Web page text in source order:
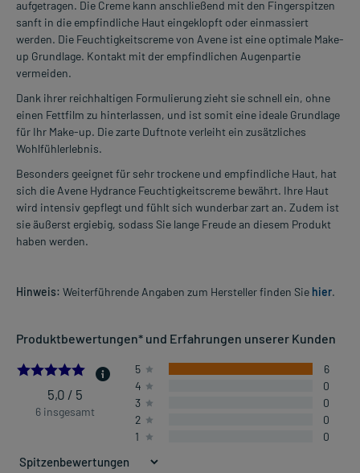
aufgetragen. Die Creme kann anschließend mit den Fingerspitzen
sanft in die empfindliche Haut eingeklopft oder einmassiert
werden. Die Feuchtigkeitscreme von Avene ist eine optimale Make-
up Grundlage. Kontakt mit der empfindlichen Augenpartie
vermeiden.
Dank ihrer reichhaltigen Formulierung zieht sie schnell ein, ohne
einen Fettfilm zu hinterlassen, und ist somit eine ideale Grundlage
für Ihr Make-up. Die zarte Duftnote verleiht ein zusätzliches
Wohlfühlerlebnis.
Besonders geeignet für sehr trockene und empfindliche Haut, hat
sich die Avene Hydrance Feuchtigkeitscreme bewährt. Ihre Haut
wird intensiv gepflegt und fühlt sich wunderbar zart an. Zudem ist
sie äußerst ergiebig, sodass Sie lange Freude an diesem Produkt
haben werden.
Hinweis: Weiterführende Angaben zum Hersteller finden Sie hier.
Produktbewertungen* und Erfahrungen unserer Kunden
5.0
5,0 / 5
6 insgesamt
5
6
4
0
3
0
2
0
1
0